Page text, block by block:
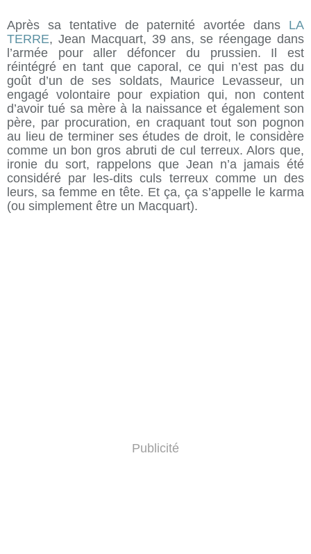
Après sa tentative de paternité avortée dans LA
TERRE, Jean Macquart, 39 ans, se réengage dans
l’armée pour aller défoncer du prussien. Il est
réintégré en tant que caporal, ce qui n’est pas du
goût d’un de ses soldats, Maurice Levasseur, un
engagé volontaire pour expiation qui, non content
d’avoir tué sa mère à la naissance et également son
père, par procuration, en craquant tout son pognon
au lieu de terminer ses études de droit, le considère
comme un bon gros abruti de cul terreux. Alors que,
ironie du sort, rappelons que Jean n’a jamais été
considéré par les-dits culs terreux comme un des
leurs, sa femme en tête. Et ça, ça s’appelle le karma
(ou simplement être un Macquart).
Publicité